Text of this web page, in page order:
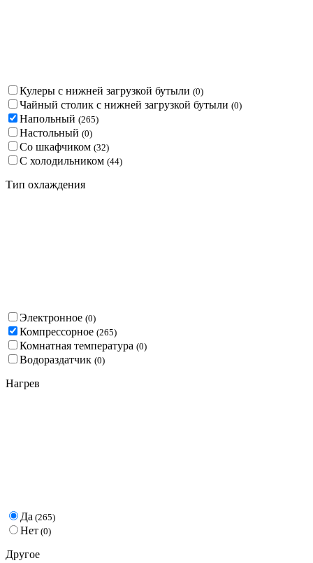
Кулеры с нижней загрузкой бутыли (0)
Чайный столик с нижней загрузкой бутыли (0)
Напольный (265)
Настольный (0)
Со шкафчиком (32)
С холодильником (44)
Тип охлаждения
Электронное (0)
Компрессорное (265)
Комнатная температура (0)
Водораздатчик (0)
Нагрев
Да (265)
Нет (0)
Другое